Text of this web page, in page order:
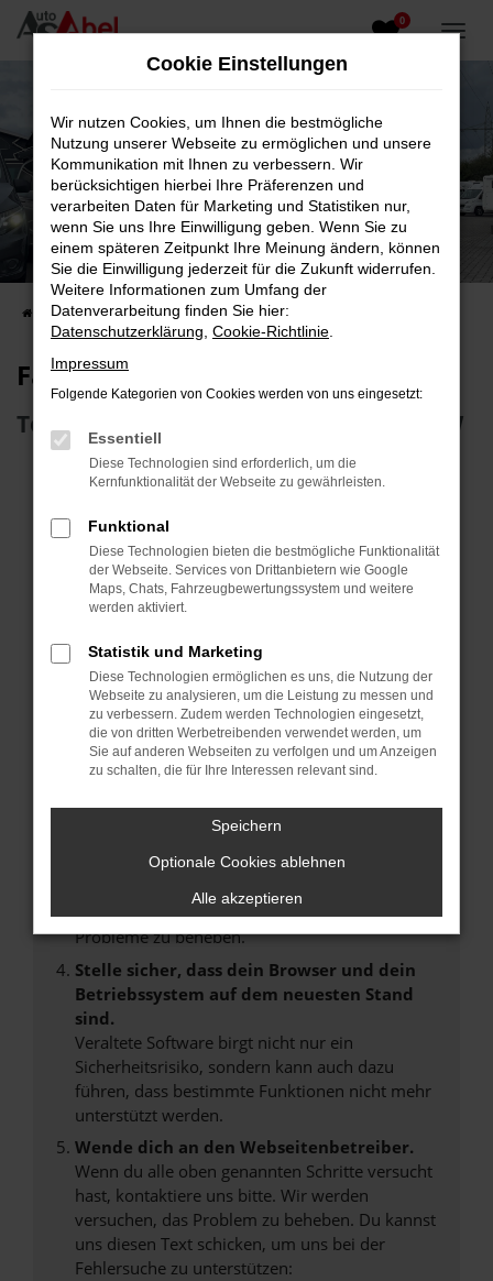
Zum
0
Fahrzeug-Showroom
Top Auswahl an Reisemobilen und PKW
Startseite Fahrzeugangebote Fahrzeugsuche
Fahrzeug-Showroom
Top Auswahl an Reisemobilen und PKW
Fehler: Network Error
Beim Laden ist ein Fehler aufgetreten.
Hier sind ein paar Tipps, die dir helfen können:
Internetverbindung.
Laden andere Webseiten, zum Beispiel deine
Suchmaschine?
Prüfe deine Browsererweiterungen.
Manche Erweiterungen, wie Werbeblocker,
können das Laden bestimmter Seiten
verhindern. Funktioniert die Seite in einem
anderen Browser oder in einem privaten
Starte dein Gerät neu.
Das kann manchmal helfen, vorübergehende
Probleme zu beheben.
Stelle sicher, dass dein Browser und dein
Betriebssystem auf dem neuesten Stand
sind.
Veraltete Software birgt nicht nur ein
Sicherheitsrisiko, sondern kann auch dazu
führen, dass bestimmte Funktionen nicht mehr
unterstützt werden.
Wende dich an den Webseitenbetreiber.
Wenn du alle oben genannten Schritte versucht
hast, kontaktiere uns bitte. Wir werden
versuchen, das Problem zu beheben. Du kannst
uns diesen Text schicken, um uns bei der
Fehlersuche zu unterstützen:
Cookie Einstellungen
Wir nutzen Cookies, um Ihnen die bestmögliche
Nutzung unserer Webseite zu ermöglichen und unsere
Kommunikation mit Ihnen zu verbessern. Wir
berücksichtigen hierbei Ihre Präferenzen und
verarbeiten Daten für Marketing und Statistiken nur,
wenn Sie uns Ihre Einwilligung geben. Wenn Sie zu
einem späteren Zeitpunkt Ihre Meinung ändern, können
Sie die Einwilligung jederzeit für die Zukunft widerrufen.
Weitere Informationen zum Umfang der
Datenverarbeitung finden Sie hier:
Datenschutzerklärung Cookie-Richtlinie
Impressum
Folgende Kategorien von Cookies werden von uns eingesetzt:
Essentiell
Diese Technologien sind erforderlich, um die
Kernfunktionalität der Webseite zu gewährleisten.
Funktional
Diese Technologien bieten die bestmögliche Funktionalität
der Webseite. Services von Drittanbietern wie Google
Maps, Chats, Fahrzeugbewertungssystem und weitere
werden aktiviert.
Statistik und Marketing
Diese Technologien ermöglichen es uns, die Nutzung der
Webseite zu analysieren, um die Leistung zu messen und
zu verbessern. Zudem werden Technologien eingesetzt,
die von dritten Werbetreibenden verwendet werden, um
Sie auf anderen Webseiten zu verfolgen und um Anzeigen
zu schalten, die für Ihre Interessen relevant sind.
Speichern
Optionale Cookies ablehnen
Alle akzeptieren